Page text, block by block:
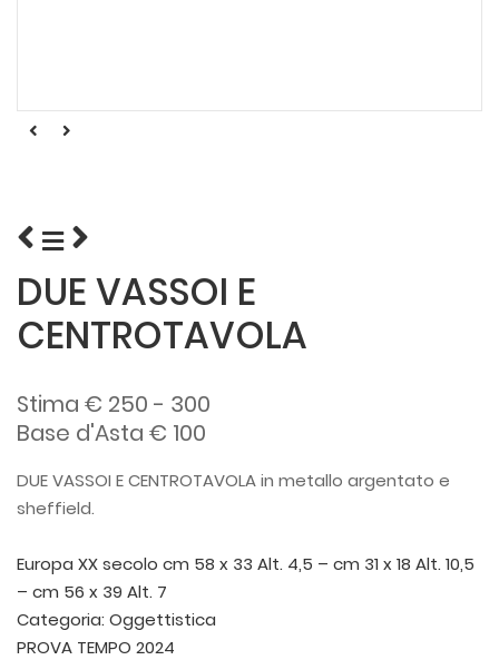
DUE VASSOI E
CENTROTAVOLA
Stima € 250 - 300
Base d'Asta € 100
DUE VASSOI E CENTROTAVOLA in metallo argentato e
sheffield.
Europa XX secolo cm 58 x 33 Alt. 4,5 – cm 31 x 18 Alt. 10,5
– cm 56 x 39 Alt. 7
Categoria: Oggettistica
PROVA TEMPO 2024